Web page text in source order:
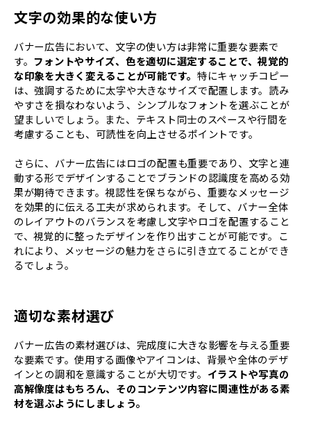
文字の効果的な使い方
バナー広告において、文字の使い方は非常に重要な要素で
す。 フォントやサイズ、色を適切に選定することで、視覚的
な印象を大きく変えることが可能です。 特にキャッチコピー
は、強調するために太字や大きなサイズで配置します。読み
やすさを損なわないよう、シンプルなフォントを選ぶことが
望ましいでしょう。また、テキスト同士のスペースや行間を
考慮することも、可読性を向上させるポイントです。
さらに、バナー広告にはロゴの配置も重要であり、文字と連
動する形でデザインすることでブランドの認識度を高める効
果が期待できます。視認性を保ちながら、重要なメッセージ
を効果的に伝える工夫が求められます。そして、バナー全体
のレイアウトのバランスを考慮し文字やロゴを配置すること
で、視覚的に整ったデザインを作り出すことが可能です。こ
れにより、メッセージの魅力をさらに引き立てることができ
るでしょう。
適切な素材選び
バナー広告の素材選びは、完成度に大きな影響を与える重要
な要素です。使用する画像やアイコンは、背景や全体のデザ
インとの調和を意識することが大切です。 イラストや写真の
高解像度はもちろん、そのコンテンツ内容に関連性がある素
材を選ぶようにしましょう。